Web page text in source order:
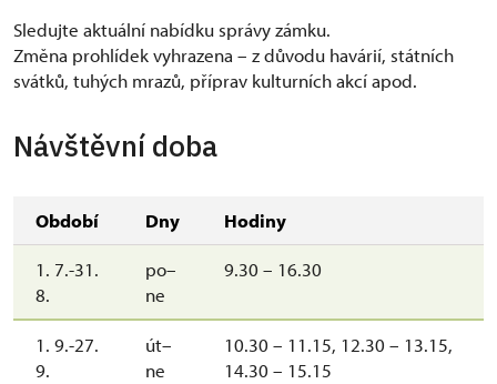
Sledujte aktuální nabídku správy zámku.
Změna prohlídek vyhrazena – z důvodu havárií, státních
svátků, tuhých mrazů, příprav kulturních akcí apod.
Návštěvní doba
Období Dny Hodiny
1. 7.-31.
8.
po–
ne
9.30 – 16.30
1. 9.-27.
9.
út–
ne
10.30 – 11.15, 12.30 – 13.15,
14.30 – 15.15